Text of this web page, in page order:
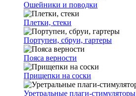
Ошейники и поводки
Плетки, стеки
Портупеи, сбруи, гартеры
Пояса верности
Прищепки на соски
Уретральные плаги-стимуляторы